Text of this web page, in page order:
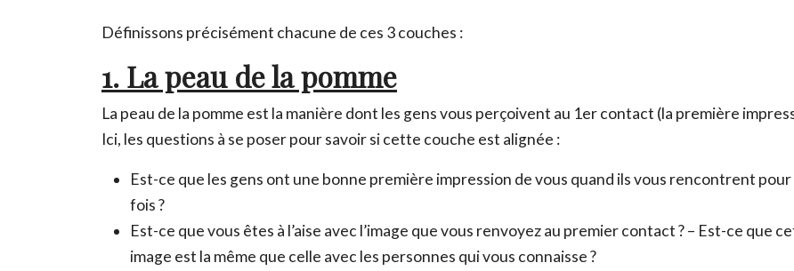
Envie d’en savoir plus sur les réseaux ? Télécharge
Définissons précisément chacune de ces 3 couches :
1. La peau de la pomme
La peau de la pomme est la manière dont les gens vous perçoivent au 1er contact (la première
Ici, les questions à se poser pour savoir si cette couche est alignée :
Est-ce que les gens ont une bonne première impression de vous quand ils vous rencontrent pour
fois ?
Est-ce que vous êtes à l’aise avec l’image que vous renvoyez au premier contact ? – Est-ce que
image est la même que celle avec les personnes qui vous connaisse ?